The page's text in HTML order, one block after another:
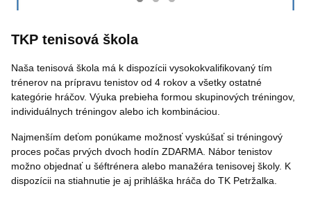
TKP tenisová škola
Naša tenisová škola má k dispozícii vysokokvalifikovaný tím
trénerov na prípravu tenistov od 4 rokov a všetky ostatné
kategórie hráčov. Výuka prebieha formou skupinových tréningov,
individuálnych tréningov alebo ich kombináciou.
Najmenším deťom ponúkame možnosť vyskúšať si tréningový
proces počas prvých dvoch hodín ZDARMA. Nábor tenistov
možno objednať u šéftrénera alebo manažéra tenisovej školy. K
dispozícii na stiahnutie je aj prihláška hráča do TK Petržalka.